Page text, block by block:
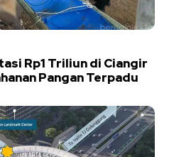
Rp1 Triliun di Ciangir
Pangan Terpadu